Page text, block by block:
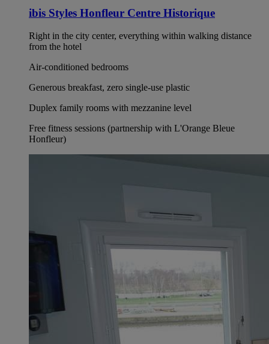
ibis Styles Honfleur Centre Historique
Right in the city center, everything within walking distance
from the hotel
Air-conditioned bedrooms
Generous breakfast, zero single-use plastic
Duplex family rooms with mezzanine level
Free fitness sessions (partnership with L'Orange Bleue
Honfleur)